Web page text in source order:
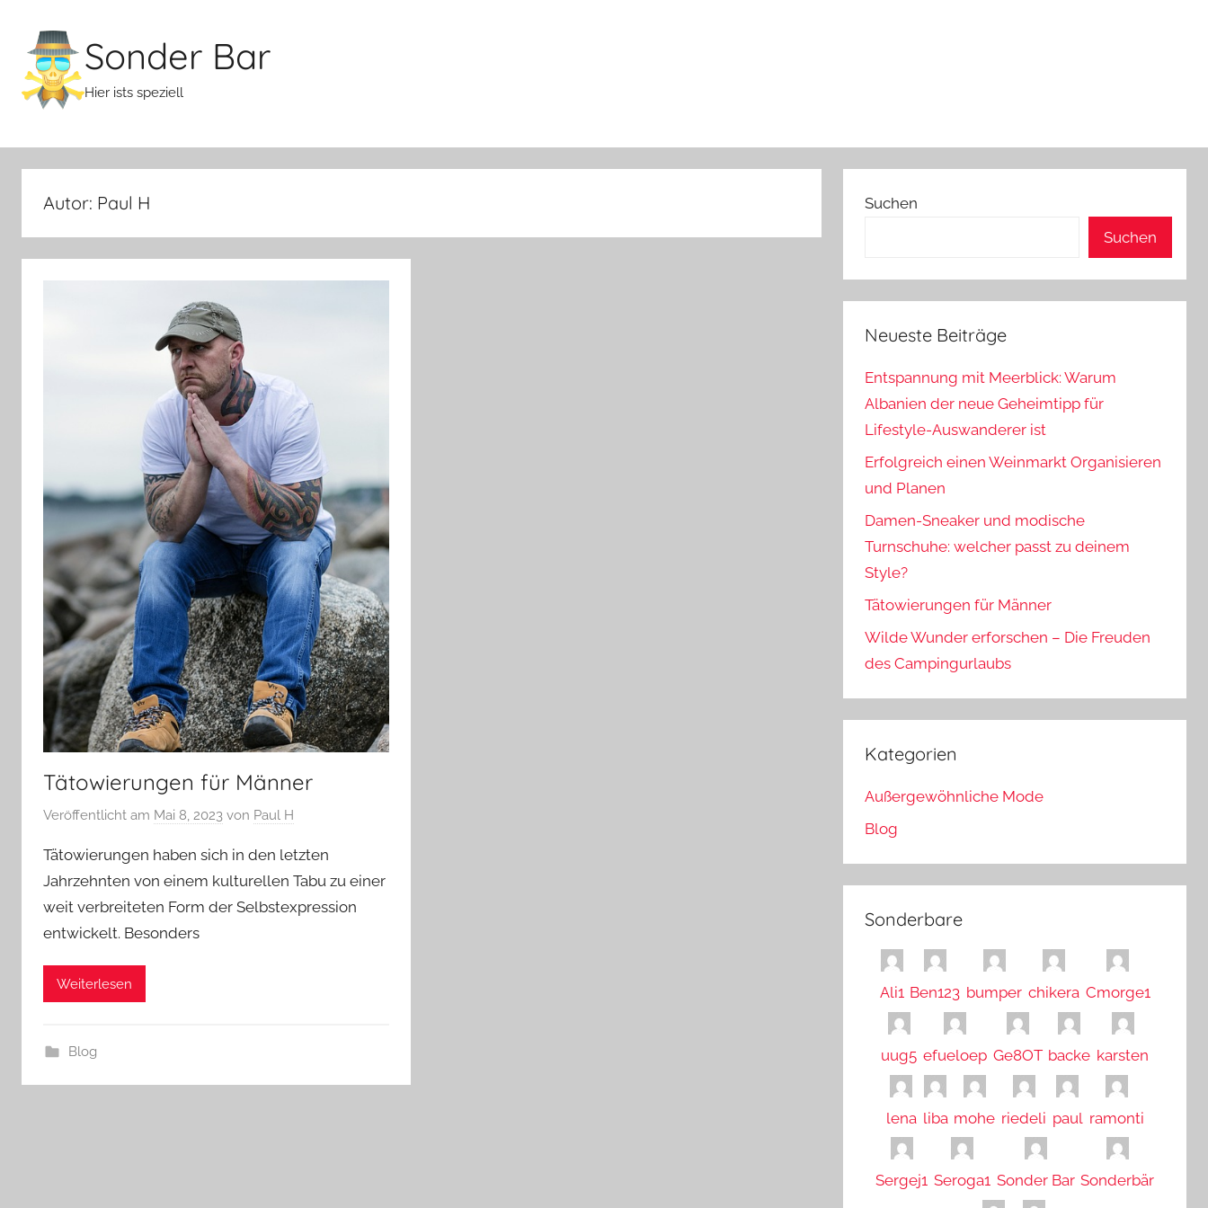
Inhalt
springen
Sonder Bar
Hier ists speziell
Autor: Paul H
Tätowierungen für Männer
Veröffentlicht am Mai 8, 2023 von Paul H
Tätowierungen haben sich in den letzten
Jahrzehnten von einem kulturellen Tabu zu einer
weit verbreiteten Form der Selbstexpression
entwickelt. Besonders
Weiterlesen
Blog
Suchen
Suchen
Neueste Beiträge
Entspannung mit Meerblick: Warum
Albanien der neue Geheimtipp für
Lifestyle-Auswanderer ist
Erfolgreich einen Weinmarkt Organisieren
und Planen
Damen-Sneaker und modische
Turnschuhe: welcher passt zu deinem
Style?
Tätowierungen für Männer
Wilde Wunder erforschen – Die Freuden
des Campingurlaubs
Kategorien
Außergewöhnliche Mode
Blog
Sonderbare
Ali1 Ben123 bumper chikera Cmorge1
uug5 efueloep Ge8OT backe karsten
lena liba mohe riedeli paul ramonti
Sergej1 Seroga1 Sonder Bar Sonderbär